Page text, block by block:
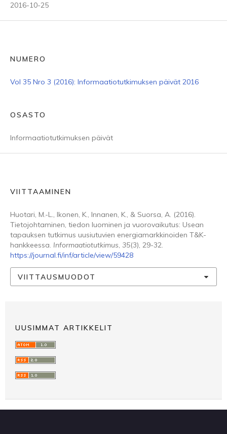
2016-10-25
NUMERO
Vol 35 Nro 3 (2016): Informaatiotutkimuksen päivät 2016
OSASTO
Informaatiotutkimuksen päivät
VIITTAAMINEN
Huotari, M.-L., Ikonen, K., Innanen, K., & Suorsa, A. (2016).
Tietojohtaminen, tiedon luominen ja vuorovaikutus: Usean
tapauksen tutkimus uusiutuvien energiamarkkinoiden T&K-
hankkeessa. Informaatiotutkimus, 35(3), 29-32.
https://journal.fi/inf/article/view/59428
VIITTAUSMUODOT
UUSIMMAT ARTIKKELIT